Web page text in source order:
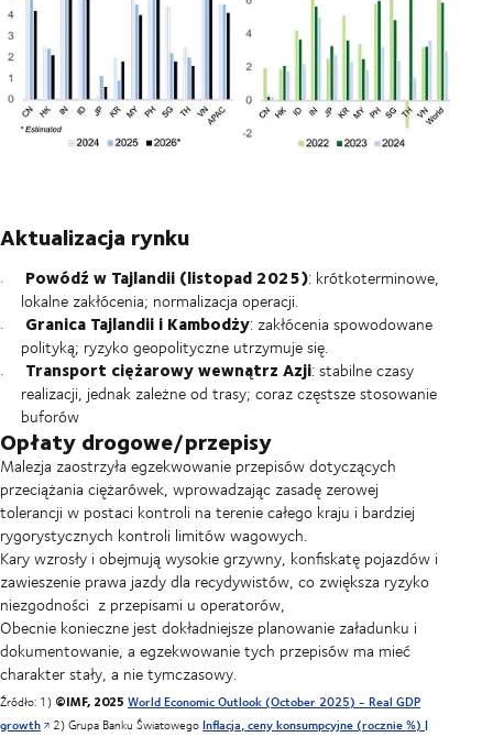
Aktualizacja rynku
Powódź w Tajlandii (listopad 2025): krótkoterminowe,
lokalne zakłócenia; normalizacja operacji.
Granica Tajlandii i Kambodży: zakłócenia spowodowane
polityką; ryzyko geopolityczne utrzymuje się.
Transport ciężarowy wewnątrz Azji: stabilne czasy
realizacji, jednak zależne od trasy; coraz częstsze stosowanie
buforów
Opłaty drogowe/przepisy
Malezja zaostrzyła egzekwowanie przepisów dotyczących
przeciążania ciężarówek, wprowadzając zasadę zerowej
tolerancji w postaci kontroli na terenie całego kraju i bardziej
rygorystycznych kontroli limitów wagowych.
Kary wzrosły i obejmują wysokie grzywny, konfiskatę pojazdów i
zawieszenie prawa jazdy dla recydywistów, co zwiększa ryzyko
niezgodności z przepisami u operatorów,
Obecnie konieczne jest dokładniejsze planowanie załadunku i
dokumentowanie, a egzekwowanie tych przepisów ma mieć
charakter stały, a nie tymczasowy.
Źródło: 1) ©IMF, 2025 World Economic Outlook (October 2025) - Real GDP
growth
2) Grupa Banku ŚwiatowegoInflacja, ceny konsumpcyjne (rocznie %) |